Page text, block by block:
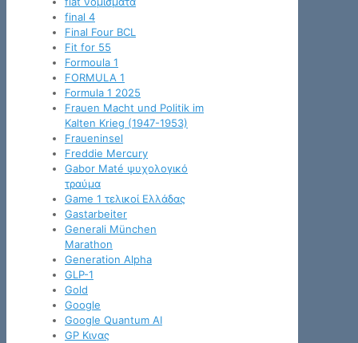
final 4
Final Four BCL
Fit for 55
Formoula 1
FORMULA 1
Formula 1 2025
Frauen Macht und Politik im
Kalten Krieg (1947-1953)
Fraueninsel
Freddie Mercury
Gabor Maté ψυχολογικό
τραύμα
Game 1 τελικοί Ελλάδας
Gastarbeiter
Generali München
Marathon
Generation Alpha
GLP-1
Gold
Google
Google Quantum AI
GP Κινας